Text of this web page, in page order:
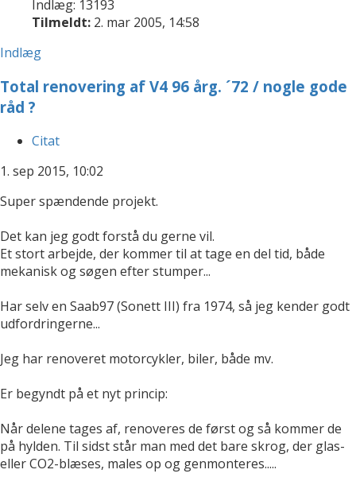
Indlæg: 13193
Tilmeldt: 2. mar 2005, 14:58
Indlæg
Total renovering af V4 96 årg. ´72 / nogle gode
råd ?
Citat
1. sep 2015, 10:02
Super spændende projekt.
Det kan jeg godt forstå du gerne vil.
Et stort arbejde, der kommer til at tage en del tid, både
mekanisk og søgen efter stumper...
Har selv en Saab97 (Sonett III) fra 1974, så jeg kender godt
udfordringerne...
Jeg har renoveret motorcykler, biler, både mv.
Er begyndt på et nyt princip:
Når delene tages af, renoveres de først og så kommer de
på hylden. Til sidst står man med det bare skrog, der glas-
eller CO2-blæses, males op og genmonteres.....